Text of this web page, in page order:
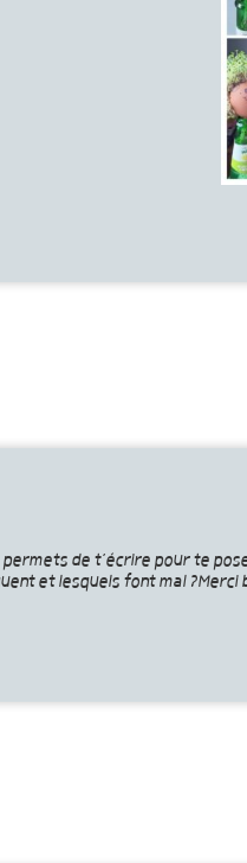
de t’écrire pour te
et lesquels font mal